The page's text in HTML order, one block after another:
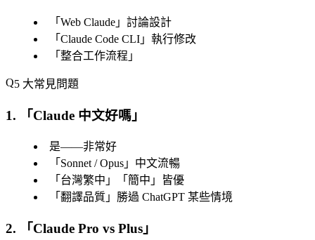
「 Web Claude 」討論設計
「 Claude Code CLI 」執行修改
「 整合工作流程 」
5 大常見問題
1. 「 Claude 中文好嗎 」
是——非常好
「 Sonnet / Opus 」中文流暢
「 台灣繁中 」「 簡中 」皆優
「 翻譯品質 」勝過 ChatGPT 某些情境
2. 「Claude Pro vs Plus 」